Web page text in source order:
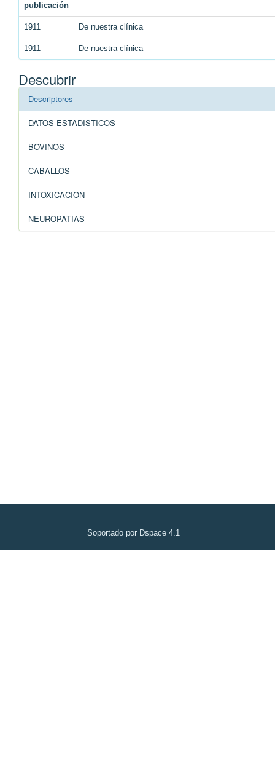
publicación
1911 De nuestra clínica
1911 De nuestra clínica
Descubrir
Descriptores
DATOS ESTADISTICOS
BOVINOS
CABALLOS
INTOXICACION
NEUROPATIAS
Soportado por Dspace 4.1